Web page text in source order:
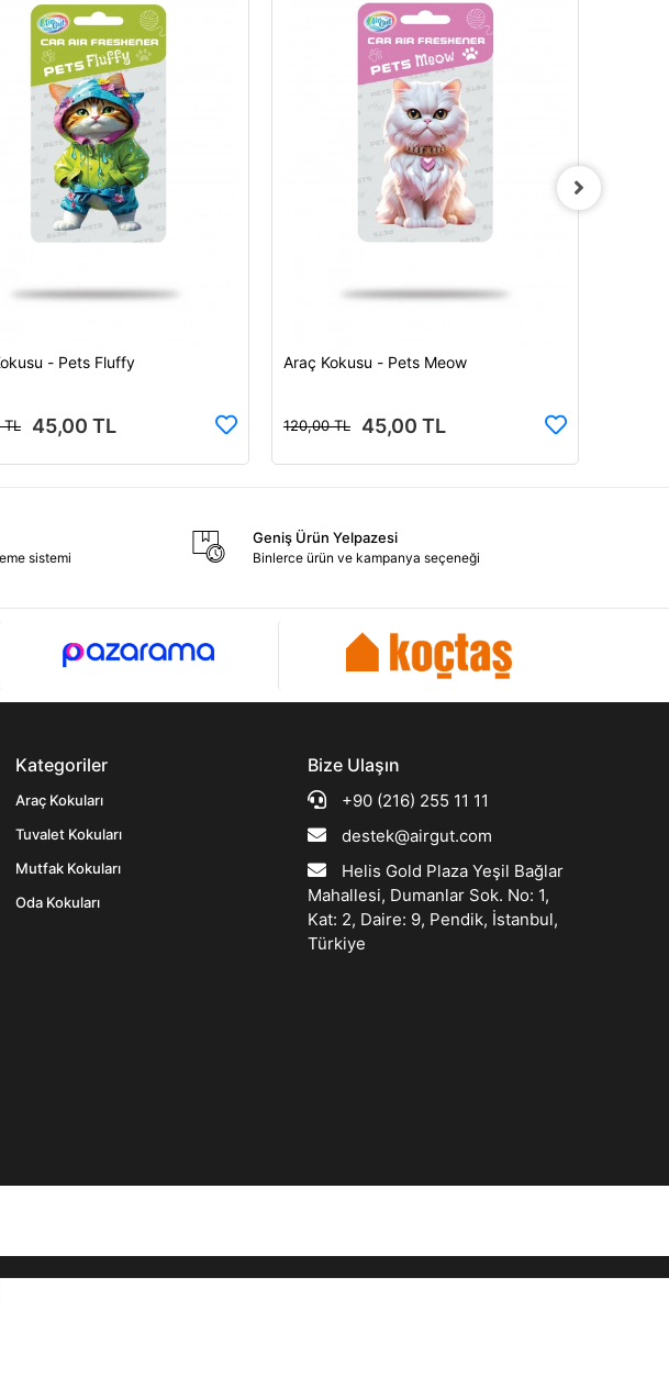
Sepete Ekle
- Pets Fluffy
TL 45,00 TL
Sepete Ekle
Araç Kokusu - Pets Meow
120,00 TL 45,00 TL
sistemi
Geniş Ürün Yelpazesi
Binlerce ürün ve kampanya seçeneği
Kategoriler
Araç Kokuları
Tuvalet Kokuları
Mutfak Kokuları
Oda Kokuları
Bize Ulaşın
+90 (216) 255 11 11
destek@airgut.com
Helis Gold Plaza Yeşil Bağlar
Mahallesi, Dumanlar Sok. No: 1,
Kat: 2, Daire: 9, Pendik, İstanbul,
Türkiye